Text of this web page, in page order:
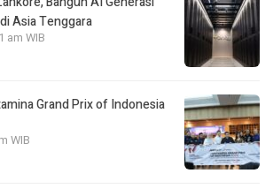
Asia Tenggara
am WIB
Grand Prix of Indonesia
WIB